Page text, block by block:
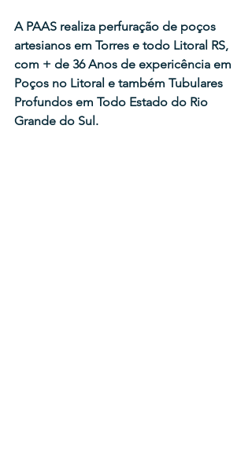
A PAAS realiza perfuração de poços
artesianos em Torres e todo Litoral RS,
com + de 36 Anos de expericência em
Poços no Litoral e também Tubulares
Profundos em Todo Estado do Rio
Grande do Sul.